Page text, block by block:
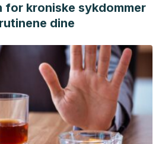
for kroniske sykdommer
dine